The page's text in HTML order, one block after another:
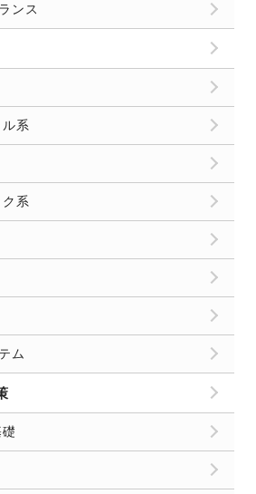
ンス
系
系
ム